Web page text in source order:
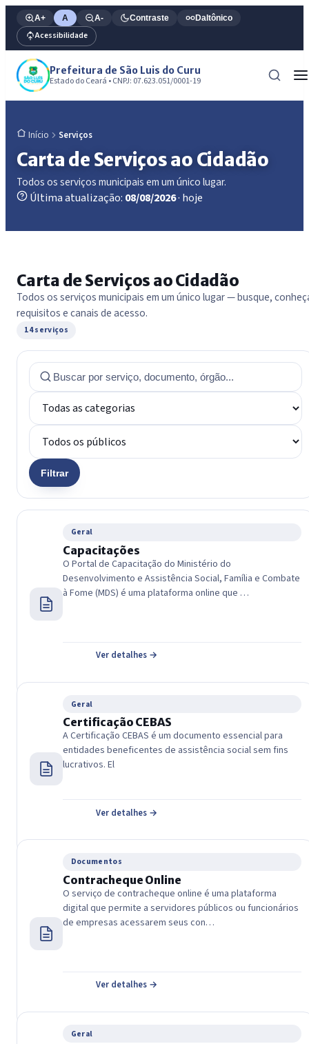
A+ A A- Contraste Daltônico
Acessibilidade
Prefeitura de São Luis do Curu
Estado do Ceará • CNPJ: 07.623.051/0001-19
Início Serviços
Carta de Serviços ao Cidadão
Todos os serviços municipais em um único lugar.
Última atualização: 08/08/2026· hoje
Carta de Serviços ao Cidadão
Todos os serviços municipais em um único lugar — busque,
requisitos e canais de acesso.
14 serviços
Filtrar
Geral
Capacitações
O Portal de Capacitação do Ministério do
Desenvolvimento e Assistência Social, Família e Combate
à Fome (MDS) é uma plataforma online que …
Ver detalhes →
Geral
Certificação CEBAS
A Certificação CEBAS é um documento essencial para
entidades beneficentes de assistência social sem fins
lucrativos. El
Ver detalhes →
Documentos
Contracheque Online
O serviço de contracheque online é uma plataforma
digital que permite a servidores públicos ou funcionários
de empresas acessarem seus con…
Ver detalhes →
Geral